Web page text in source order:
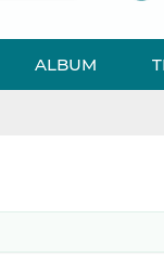
ALBUM